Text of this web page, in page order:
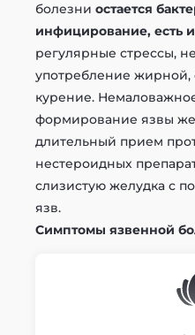
болезниостается
инфицирование, есть
регулярные стрессы,
употребление жирной,
курение.
формирование язвы
длительный прием
нестероидных
слизистую желудка с
язв.
Симптомы язвенной